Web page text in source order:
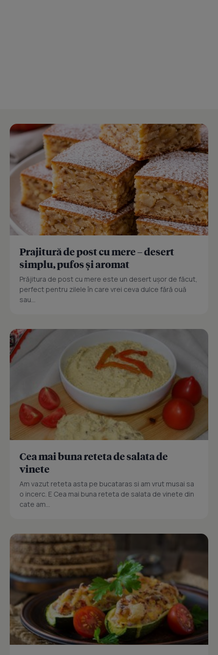
Prajitură de post cu mere – desert
simplu, pufos și aromat
Prăjitura de post cu mere este un desert ușor de făcut,
perfect pentru zilele în care vrei ceva dulce fără ouă
sau...
Cea mai buna reteta de salata de
vinete
Am vazut reteta asta pe bucataras si am vrut musai sa
o incerc. E Cea mai buna reteta de salata de vinete din
cate am...